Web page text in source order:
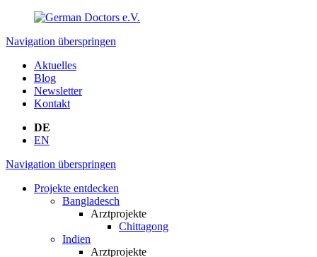
Navigation überspringen
Aktuelles
Blog
Newsletter
Kontakt
DE
EN
Navigation überspringen
Projekte entdecken
Bangladesch
Arztprojekte
Chittagong
Indien
Arztprojekte